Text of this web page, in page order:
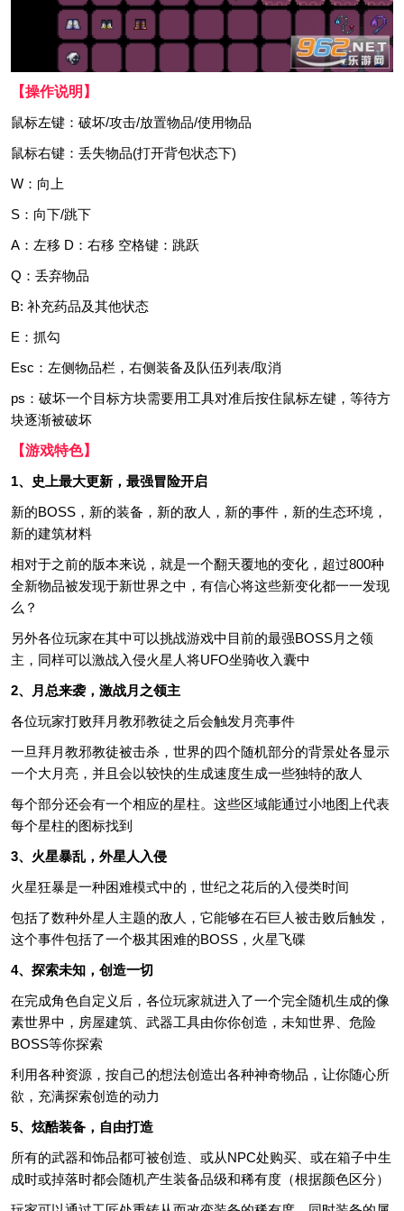
【操作说明】
鼠标左键：破坏/攻击/放置物品/使用物品
鼠标右键：丢失物品(打开背包状态下)
W：向上
S：向下/跳下
A：左移 D：右移 空格键：跳跃
Q：丢弃物品
B: 补充药品及其他状态
E：抓勾
Esc：左侧物品栏，右侧装备及队伍列表/取消
ps：破坏一个目标方块需要用工具对准后按住鼠标左键，等待方
块逐渐被破坏
【游戏特色】
1、史上最大更新，最强冒险开启
新的BOSS，新的装备，新的敌人，新的事件，新的生态环境，
新的建筑材料
相对于之前的版本来说，就是一个翻天覆地的变化，超过800种
全新物品被发现于新世界之中，有信心将这些新变化都一一发现
么？
另外各位玩家在其中可以挑战游戏中目前的最强BOSS月之领
主，同样可以激战入侵火星人将UFO坐骑收入囊中
2、月总来袭，激战月之领主
各位玩家打败拜月教邪教徒之后会触发月亮事件
一旦拜月教邪教徒被击杀，世界的四个随机部分的背景处各显示
一个大月亮，并且会以较快的生成速度生成一些独特的敌人
每个部分还会有一个相应的星柱。这些区域能通过小地图上代表
每个星柱的图标找到
3、火星暴乱，外星人入侵
火星狂暴是一种困难模式中的，世纪之花后的入侵类时间
包括了数种外星人主题的敌人，它能够在石巨人被击败后触发，
这个事件包括了一个极其困难的BOSS，火星飞碟
4、探索未知，创造一切
在完成角色自定义后，各位玩家就进入了一个完全随机生成的像
素世界中，房屋建筑、武器工具由你你创造，未知世界、危险
BOSS等你探索
利用各种资源，按自己的想法创造出各种神奇物品，让你随心所
欲，充满探索创造的动力
5、炫酷装备，自由打造
所有的武器和饰品都可被创造、或从NPC处购买、或在箱子中生
成时或掉落时都会随机产生装备品级和稀有度（根据颜色区分）